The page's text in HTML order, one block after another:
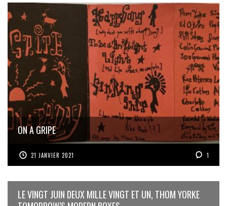
ON A GRIPE
21 JANVIER 2021 1
LE VINGT JUIN DEUX MILLE VINGT ET UN, THOM YORKE